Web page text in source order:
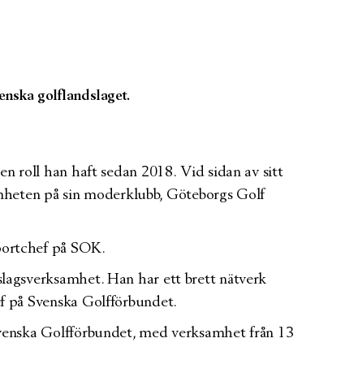
golflandslaget.
roll han haft sedan 2018. Vid sidan av sitt
på sin moderklubb, Göteborgs Golf
på SOK.
Han har ett brett nätverk
på Svenska Golfförbundet.
Golfförbundet, med verksamhet från 13